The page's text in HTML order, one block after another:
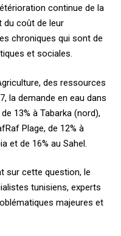
continue de la
du coût de leur
chroniques qui sont de
et sociales.
des ressources
la demande en eau dans
13% à Tabarka (nord),
Plage, de 12% à
et de 16% au Sahel.
sur cette question, le
tunisiens, experts
majeures et